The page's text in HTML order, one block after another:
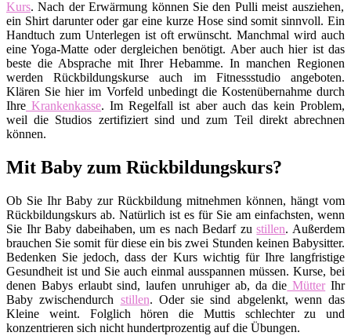
Kurs. Nach der Erwärmung können Sie den Pulli meist ausziehen,
ein Shirt darunter oder gar eine kurze Hose sind somit sinnvoll. Ein
Handtuch zum Unterlegen ist oft erwünscht. Manchmal wird auch
eine Yoga-Matte oder dergleichen benötigt. Aber auch hier ist das
beste die Absprache mit Ihrer Hebamme. In manchen Regionen
werden Rückbildungskurse auch im Fitnessstudio angeboten.
Klären Sie hier im Vorfeld unbedingt die Kostenübernahme durch
Ihre Krankenkasse. Im Regelfall ist aber auch das kein Problem,
weil die Studios zertifiziert sind und zum Teil direkt abrechnen
können.
Mit Baby zum Rückbildungskurs?
Ob Sie Ihr Baby zur Rückbildung mitnehmen können, hängt vom
Rückbildungskurs ab. Natürlich ist es für Sie am einfachsten, wenn
Sie Ihr Baby dabeihaben, um es nach Bedarf zustillen. Außerdem
brauchen Sie somit für diese ein bis zwei Stunden keinen Babysitter.
Bedenken Sie jedoch, dass der Kurs wichtig für Ihre langfristige
Gesundheit ist und Sie auch einmal ausspannen müssen. Kurse, bei
denen Babys erlaubt sind, laufen unruhiger ab, da die MütterIhr
Baby zwischendurch stillen. Oder sie sind abgelenkt, wenn das
Kleine weint. Folglich hören die Muttis schlechter zu und
konzentrieren sich nicht hundertprozentig auf die Übungen.